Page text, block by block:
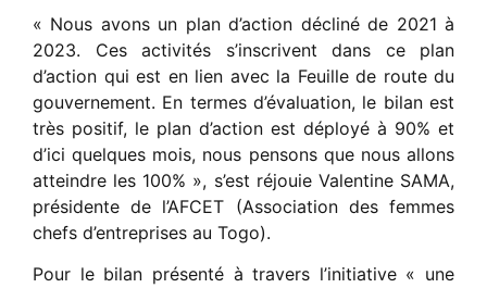
« Nous avons un plan d’action décliné de 2021 à
2023. Ces activités s’inscrivent dans ce plan
d’action qui est en lien avec la Feuille de route du
gouvernement. En termes d’évaluation, le bilan est
très positif, le plan d’action est déployé à 90% et
d’ici quelques mois, nous pensons que nous allons
atteindre les 100% », s’est réjouie Valentine SAMA,
présidente de l’AFCET (Association des femmes
chefs d’entreprises au Togo).
Pour le bilan présenté à travers l’initiative « une